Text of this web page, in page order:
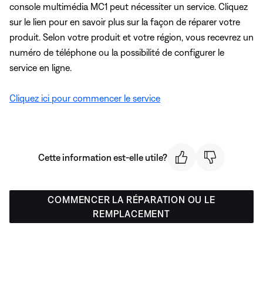
console multimédia MC1 peut nécessiter un service. Cliquez
sur le lien pour en savoir plus sur la façon de réparer votre
produit. Selon votre produit et votre région, vous recevrez un
numéro de téléphone ou la possibilité de configurer le
service en ligne.
Cliquez ici pour commencer le service
Cette information est-elle utile?
COMMENCER LA RÉPARATION OU LE
REMPLACEMENT